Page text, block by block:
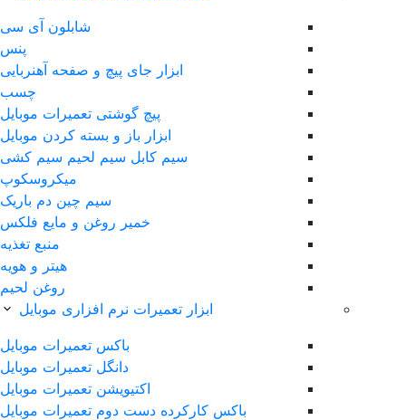
شابلون آی سی
پنس
ابزار جای پیچ و صفحه آهنربایی
چسب
پیچ گوشتی تعمیرات موبایل
ابزار باز و بسته کردن موبایل
سیم کابل سیم لحیم سیم کشی
ميکروسکوپ
سیم چین دم باریک
خمیر روغن و مایع فلکس
منبع تغذیه
هیتر و هویه
روغن لحیم
ابزار تعمیرات نرم افزاری موبایل
باکس تعمیرات موبایل
دانگل تعمیرات موبایل
اکتیویشن تعمیرات موبایل
باکس کارکرده دست دوم تعمیرات موبایل